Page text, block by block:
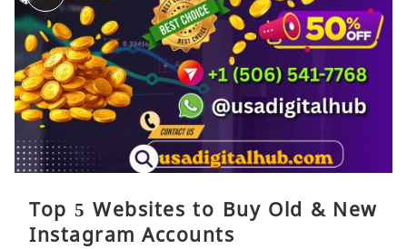
Top 5 Websites to Buy Old & New
Instagram Accounts